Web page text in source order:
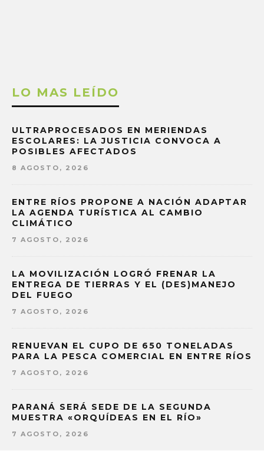
LO MAS LEÍDO
ULTRAPROCESADOS EN MERIENDAS
ESCOLARES: LA JUSTICIA CONVOCA A
POSIBLES AFECTADOS
8 AGOSTO, 2026
ENTRE RÍOS PROPONE A NACIÓN ADAPTAR
LA AGENDA TURÍSTICA AL CAMBIO
CLIMÁTICO
7 AGOSTO, 2026
LA MOVILIZACIÓN LOGRÓ FRENAR LA
ENTREGA DE TIERRAS Y EL (DES)MANEJO
DEL FUEGO
7 AGOSTO, 2026
RENUEVAN EL CUPO DE 650 TONELADAS
PARA LA PESCA COMERCIAL EN ENTRE RÍOS
7 AGOSTO, 2026
PARANÁ SERÁ SEDE DE LA SEGUNDA
MUESTRA «ORQUÍDEAS EN EL RÍO»
7 AGOSTO, 2026